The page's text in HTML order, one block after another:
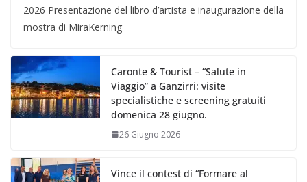
2026 Presentazione del libro d’artista e inaugurazione della
mostra di MiraKerning
Caronte & Tourist – “Salute in
Viaggio” a Ganzirri: visite
specialistiche e screening gratuiti
domenica 28 giugno.
26 Giugno 2026
Vince il contest di “Formare al